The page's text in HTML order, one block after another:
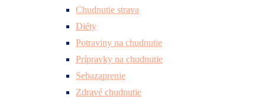
Chudnutie strava
Diéty
Potraviny na chudnutie
Prípravky na chudnutie
Sebazaprenie
Zdravé chudnutie